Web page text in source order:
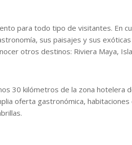
para todo tipo de visitantes. En
sus paisajes y sus exóticas
otros destinos: Riviera Maya, Isla
30 kilómetros de la zona hotelera
oferta gastronómica,